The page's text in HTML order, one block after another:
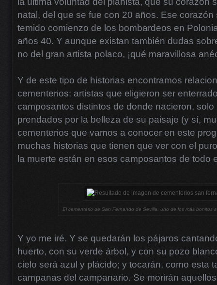
natal, del que se fue con 20 años. Ese
temido comienzo de los bombardeos en
años 40. Y aunque existan también dudas
no del gran artista polaco, ¡qué maravillosa
Y de este tipo de historias encontramos
cementerios: artistas que eligieron ser
camposantos distintos de donde nacieron,
prendados por la belleza de su paisaje (y sí,
cementerios que vamos a conocer en este
muchas historias que tienen que ver con el
la muerte están en esos camposantos de todo
El cementerio de San Fernando de Sevilla, uno de los más bonitos
Y yo me iré. Y se quedarán los pájaros
huerto, con su verde árbol, y con su pozo
cielo será azul y plácido; y tocarán, como esta
campanas del campanario. Se morirán